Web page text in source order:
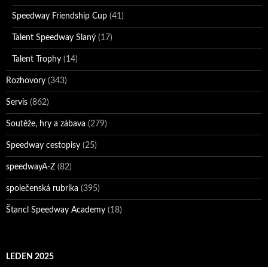
Speedway Friendship Cup (41)
Talent Speedway Slaný (17)
Talent Trophy (14)
Rozhovory (343)
Servis (862)
Soutěže, hry a zábava (279)
Speedway cestopisy (25)
speedwayA-Z (82)
společenská rubrika (395)
Štancl Speedway Academy (18)
LEDEN 2025